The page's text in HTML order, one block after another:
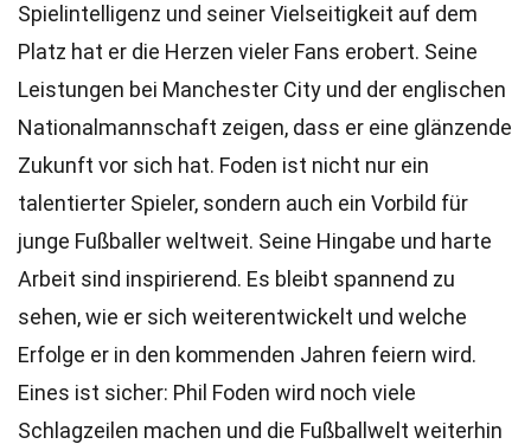
Spielintelligenz und seiner Vielseitigkeit auf dem
Platz hat er die Herzen vieler Fans erobert. Seine
Leistungen bei Manchester City und der englischen
Nationalmannschaft zeigen, dass er eine glänzende
Zukunft vor sich hat. Foden ist nicht nur ein
talentierter Spieler, sondern auch ein Vorbild für
junge Fußballer weltweit. Seine Hingabe und harte
Arbeit sind inspirierend. Es bleibt spannend zu
sehen, wie er sich weiterentwickelt und welche
Erfolge er in den kommenden Jahren feiern wird.
Eines ist sicher: Phil Foden wird noch viele
Schlagzeilen machen und die Fußballwelt weiterhin